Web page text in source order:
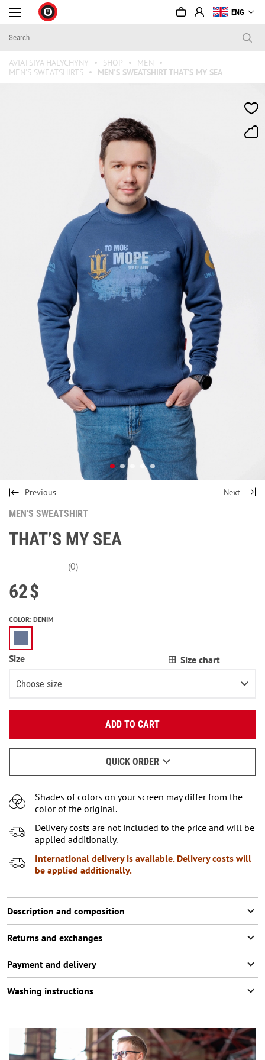
ENG
AVIATSIYA HALYCHYNY SHOP
MEN
MEN'S SWEATSHIRTS
MEN'S SWEATSHIRT THAT’S MY SEA
Previous Next
MEN'S SWEATSHIRT
THAT’S MY SEA
(0)
62$
COLOR: DENIM
Size Size chart
Choose size
XS
L 2items left
XL 2items left
XXXL
ADD TO CART
QUICK ORDER
When to wait for an email - readhere.
Shades of colors on your screen may differ from the
color of the original.
Delivery costs are not included to the price and will be
applied additionally.
International delivery is available. Delivery costs will
be applied additionally.
Description and composition
Returns and exchanges
Payment and delivery
Washing instructions